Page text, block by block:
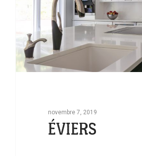
novembre 7, 2019
ÉVIERS